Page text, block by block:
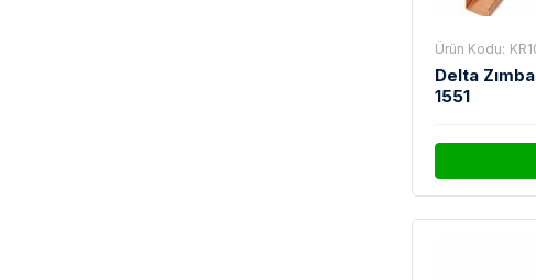
Ürün Kodu:
Delta
1551